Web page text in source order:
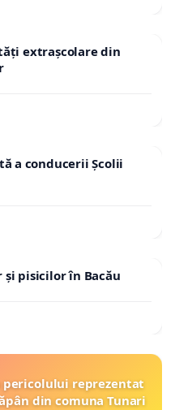
extrașcolare din
a conducerii Școlii
pisicilor în Bacău
reprezentat
din comuna Tunari